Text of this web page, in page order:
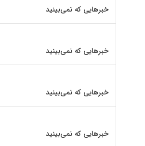
خبرهایی که نمی‌بینید
خبرهایی که نمی‌بینید
خبرهایی که نمی‌بینید
خبرهایی که نمی‌بینید